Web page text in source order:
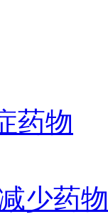
药物
少药物